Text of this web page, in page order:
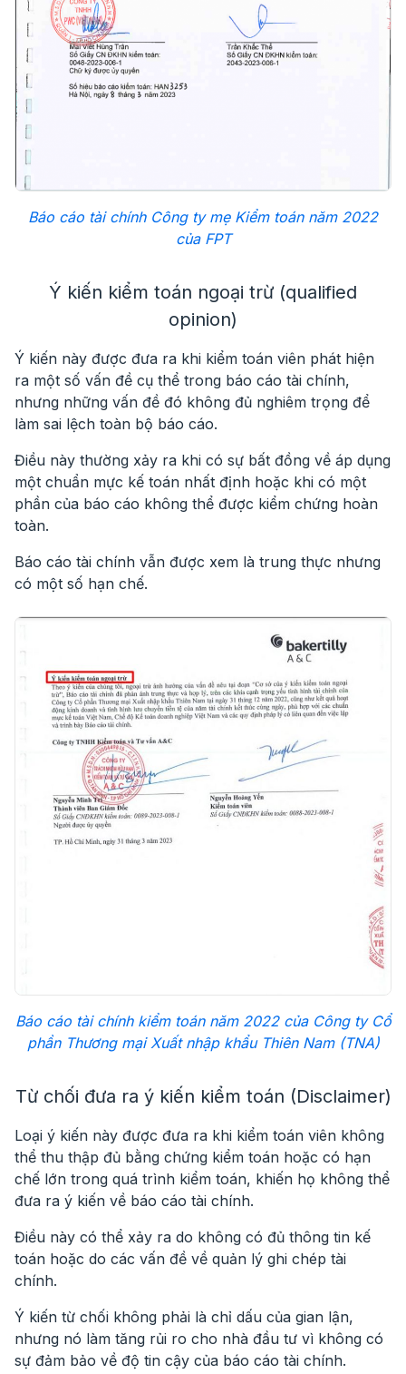
Báo cáo tài chính Công ty mẹ Kiểm toán năm 2022
của FPT
Ý kiến kiểm toán ngoại trừ (qualified
opinion)
Ý kiến này được đưa ra khi kiểm toán viên phát hiện
ra một số vấn đề cụ thể trong báo cáo tài chính,
nhưng những vấn đề đó không đủ nghiêm trọng để
làm sai lệch toàn bộ báo cáo.
Điều này thường xảy ra khi có sự bất đồng về áp dụng
một chuẩn mực kế toán nhất định hoặc khi có một
phần của báo cáo không thể được kiểm chứng hoàn
toàn.
Báo cáo tài chính vẫn được xem là trung thực nhưng
có một số hạn chế.
Báo cáo tài chính kiểm toán năm 2022 của Công ty Cổ
phần Thương mại Xuất nhập khẩu Thiên Nam (TNA)
Từ chối đưa ra ý kiến kiểm toán (Disclaimer)
Loại ý kiến này được đưa ra khi kiểm toán viên không
thể thu thập đủ bằng chứng kiểm toán hoặc có hạn
chế lớn trong quá trình kiểm toán, khiến họ không thể
đưa ra ý kiến về báo cáo tài chính.
Điều này có thể xảy ra do không có đủ thông tin kế
toán hoặc do các vấn đề về quản lý ghi chép tài
chính.
Ý kiến từ chối không phải là chỉ dấu của gian lận,
nhưng nó làm tăng rủi ro cho nhà đầu tư vì không có
sự đảm bảo về độ tin cậy của báo cáo tài chính.